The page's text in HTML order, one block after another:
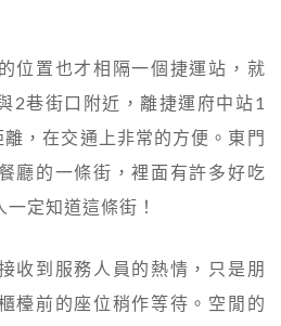
位置也才相隔一個捷運站，就
2巷街口附近，離捷運府中站1
，在交通上非常的方便。東門
廳的一條街，裡面有許多好吃
定知道這條街！
收到服務人員的熱情，只是朋
檯前的座位稍作等待。空閒的